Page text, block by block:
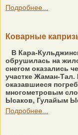
Подробнее...
Коварные
В Кара-
обрушилась на
снегом оказались
участке Жаман-
оказавшиеся
многометровым
Ысаков, Гулайым
Подробнее...